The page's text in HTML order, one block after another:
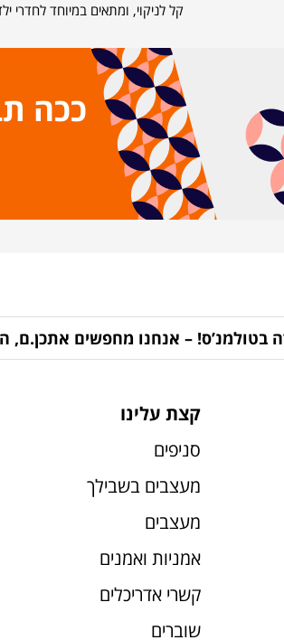
קל לניקוי, ומתאים במיוחד לחדרי
ככה
בטולמנ’ס! – אנחנו מחפשים אתכן.ם,
קצת עלינו
סניפים
מעצבים בשבילך
מעצבים
אמניות ואמנים
קשרי אדריכלים
שוברים